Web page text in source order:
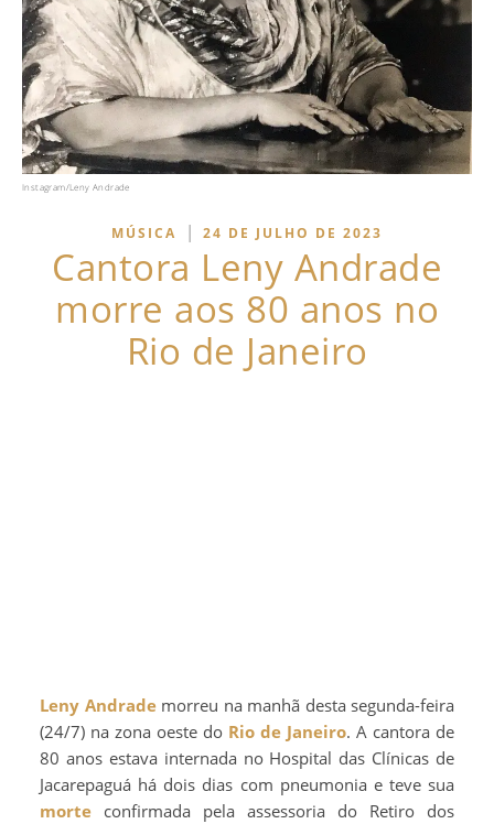
Instagram/Leny Andrade
MÚSICA | 24 DE JULHO DE 2023
Cantora Leny Andrade
morre aos 80 anos no
Rio de Janeiro
Leny Andrademorreu na manhã desta segunda-feira
(24/7) na zona oeste do Rio de Janeiro. A cantora de
80 anos estava internada no Hospital das Clínicas de
Jacarepaguá há dois dias com pneumonia e teve sua
morte confirmada pela assessoria do Retiro dos